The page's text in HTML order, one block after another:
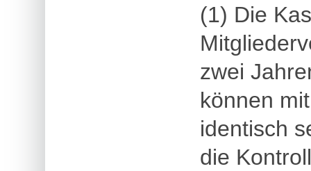
(1) Die
zwei
können
identisch
die